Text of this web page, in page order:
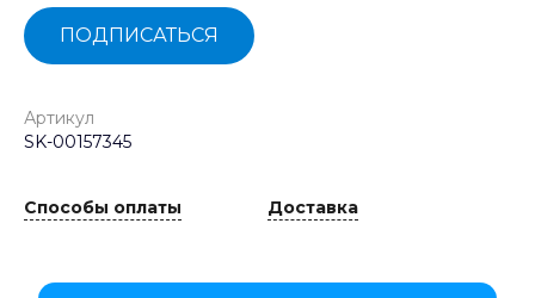
ПОДПИСАТЬСЯ
Артикул
SK-00157345
Способы оплаты Доставка